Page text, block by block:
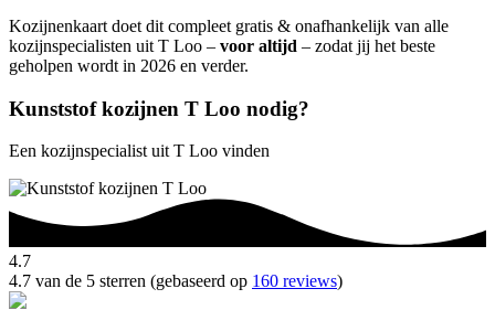
Kozijnenkaart doet dit compleet gratis & onafhankelijk van alle
kozijnspecialisten uit T Loo – voor altijd – zodat jij het beste
geholpen wordt in 2026 en verder.
Kunststof kozijnen T Loo nodig?
Een kozijnspecialist uit T Loo vinden
4.7
4.7 van de 5 sterren (gebaseerd op 160 reviews)